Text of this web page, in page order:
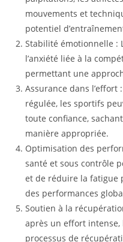
mouvements et
potentiel
Stabilité émotionnelle :
l’anxiété liée à la
permettant une
Assurance dans
régulée, les sportifs
toute confiance,
manière appropriée.
Optimisation des
santé et sous contrôle
et de réduire la fatigue
des performances
Soutien à la
après un effort
processus de